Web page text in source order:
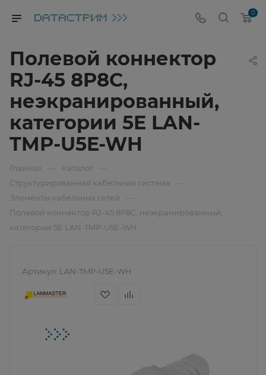
0
Полевой коннектор
RJ-45 8P8C,
неэкранированный,
категории 5E LAN-
TMP-U5E-WH
Главная Каталог
Структурированная кабельная система
Элементы кабельных сетей
Полевой коннектор RJ-45 8P8C, неэкранированный,
категории 5E LAN-TMP-U5E-WH
Артикул: LAN-TMP-U5E-WH